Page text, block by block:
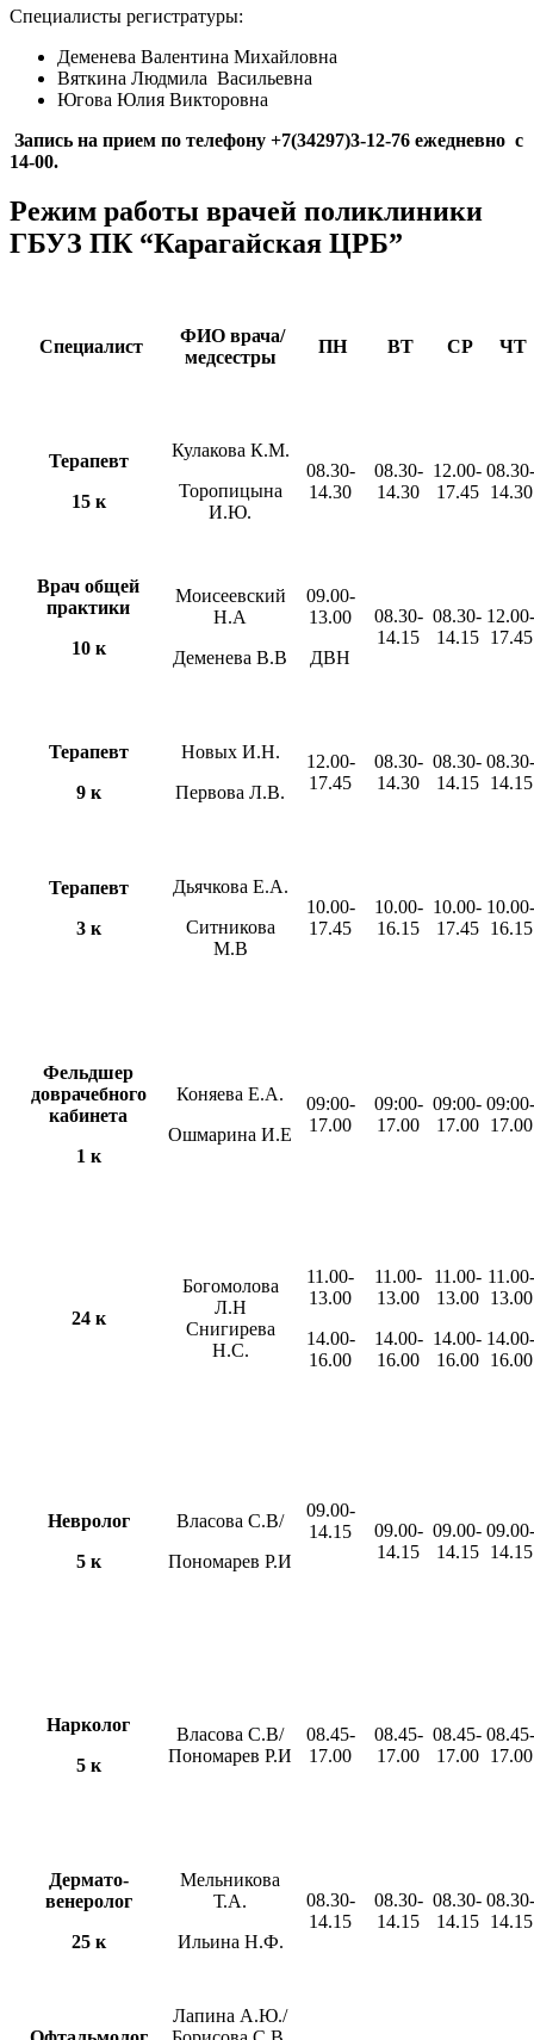
Специалисты регистратуры:
Деменева Валентина Михайловна
Вяткина Людмила Васильевна
Югова Юлия Викторовна
Запись на прием по телефону +7(34297)3-12-76 ежедневно с
14-00.
Режим работы врачей поликлиники
ГБУЗ ПК “Карагайская ЦРБ”
Специалист
ФИО врача/
медсестры
ПН ВТ СР ЧТ
Терапевт
15 к
Кулакова К.М.
Торопицына
И.Ю.
08.30-
14.30
08.30-
14.30
12.00-
17.45
08.30-
14.30
Врач общей
практики
10 к
Моисеевский
Н.А
Деменева В.В
09.00-
13.00
ДВН
08.30-
14.15
08.30-
14.15
12.00-
17.45
Терапевт
9 к
Новых И.Н.
Первова Л.В.
12.00-
17.45
08.30-
14.30
08.30-
14.15
08.30-
14.15
Терапевт
3 к
Дьячкова Е.А.
Ситникова
М.В
10.00-
17.45
10.00-
16.15
10.00-
17.45
10.00-
16.15
Фельдшер
доврачебного
кабинета
1 к
Коняева Е.А.
Ошмарина И.Е
09:00-
17.00
09:00-
17.00
09:00-
17.00
09:00-
17.00
24 к
Богомолова
Л.Н
Снигирева
Н.С.
11.00-
13.00
14.00-
16.00
11.00-
13.00
14.00-
16.00
11.00-
13.00
14.00-
16.00
11.00-
13.00
14.00-
16.00
Невролог
5 к
Власова С.В/
Пономарев Р.И
09.00-
14.15
09.00-
14.15
09.00-
14.15
09.00-
14.15
Нарколог
5 к
Власова С.В/
Пономарев Р.И
08.45-
17.00
08.45-
17.00
08.45-
17.00
08.45-
17.00
Дермато-
венеролог
25 к
Мельникова
Т.А.
Ильина Н.Ф.
08.30-
14.15
08.30-
14.15
08.30-
14.15
08.30-
14.15
Лапина А.Ю./